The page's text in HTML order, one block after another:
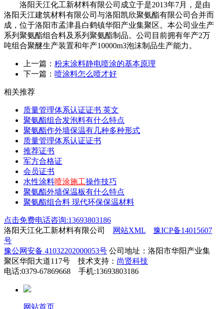
洛阳天江化工新材料有限公司成立于是2013年7月，是由
洛阳天江建筑材料有限公司与洛阳凯欣聚氨酯有限公司合并而
成，位于洛阳市孟津县白鹤镇华阳产业集聚区。本公司业生产
系列聚氨酯组合料及系列聚氨酯制品。公司目前拥有年产2万
吨组合聚醚生产装置和年产10000m3泡沫制品生产能力。
上一篇： 粉末涂料静电喷涂的基本原理
下一篇： 喷涂料怎么喷才好
相关推荐
质量管理体系认证证书 英文
聚氨酯组合发泡料有什么特点
聚氨酯作外墙保温有几种多种形式
质量管理体系认证证书
推荐证书
军方合格证
会员证书
水性涂料喷涂施工操作技巧
聚氨酯外墙保温板有什么特点
聚氨酯组合料 现代环保保温材料
点击免费电话咨询:13693803186
洛阳天江化工新材料有限公司
网站XML
豫ICP备14015607
号
豫公网安备 41032202000053号 公司地址：洛阳市华阳产业集
聚区华阳大道117号 技术支持： 尚贤科技
电话:0379-67869668 手机:13693803186
网站首页